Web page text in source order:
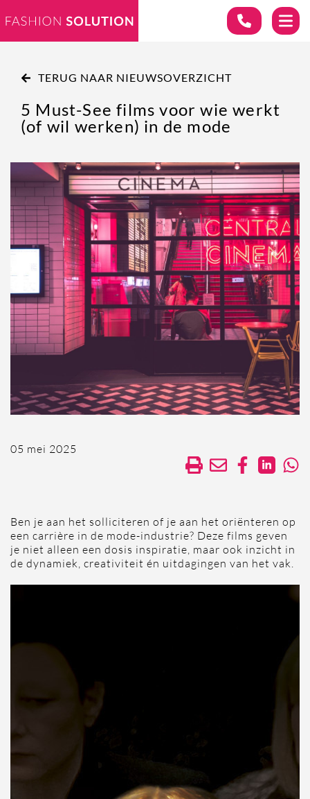
TERUG NAAR NIEUWSOVERZICHT
5 Must-See films voor wie werkt
(of wil werken) in de mode
05 mei 2025
Ben je aan het solliciteren of je aan het oriënteren op
een carrière in de mode-industrie? Deze films geven
je niet alleen een dosis inspiratie, maar ook inzicht in
de dynamiek, creativiteit én uitdagingen van het vak.